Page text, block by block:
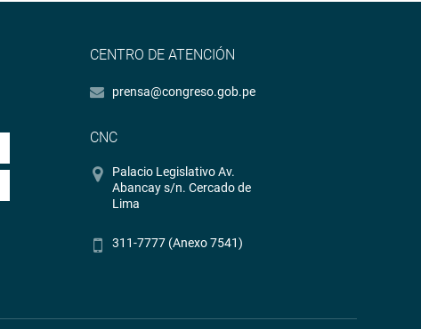
CENTRO DE ATENCIÓN
prensa@congreso.gob.pe
CNC
Palacio Legislativo Av.
Abancay s/n. Cercado de
Lima
311-7777 (Anexo 7541)